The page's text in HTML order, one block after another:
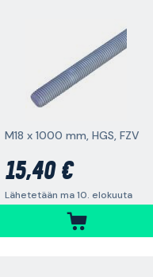
M18 x 1000 mm, HGS, FZV
15,40 €
Lähetetään ma 10. elokuuta